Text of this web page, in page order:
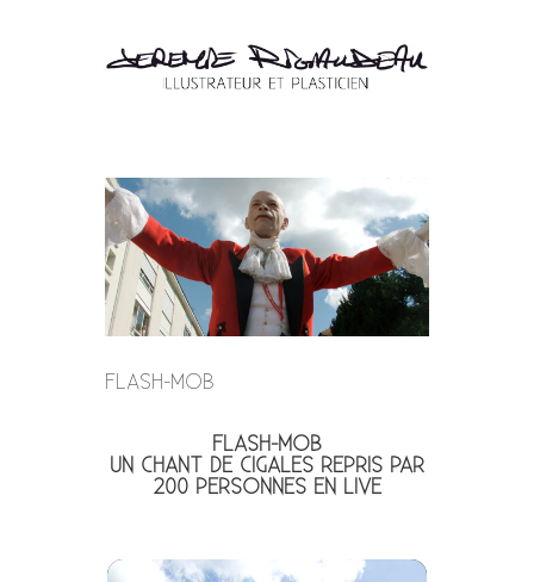
FLASH-MOB
FLASH-MOB
UN CHANT DE CIGALES REPRIS PAR
200 PERSONNES EN LIVE